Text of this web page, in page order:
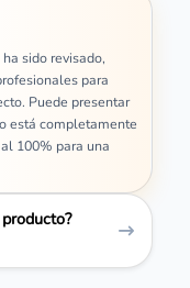
sido revisado,
para
Puede presentar
está completamente
100% para una